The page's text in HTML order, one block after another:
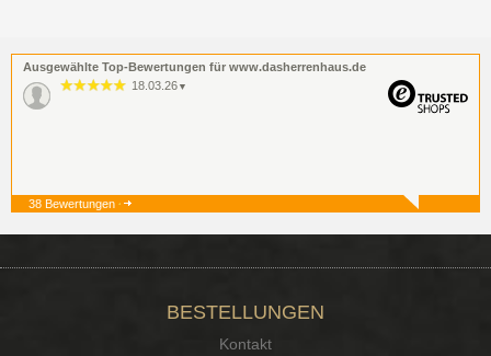
Ausgewählte Top-Bewertungen für www.dasherrenhaus.de
18.03.26 ▼
▼
38 Bewertungen
BESTELLUNGEN
Kontakt